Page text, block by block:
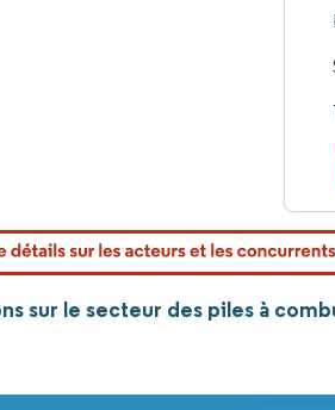
sur le secteur des piles à